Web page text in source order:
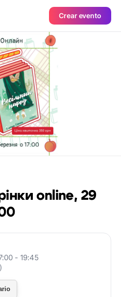
Crear evento
online, 29
- 19:45